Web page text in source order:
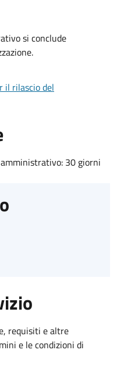
si conclude
il rilascio del
30 giorni
requisiti e altre
e le condizioni di